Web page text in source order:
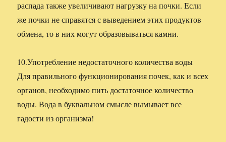
распада также увеличивают нагрузку на почки. Если
же почки не справятся с выведением этих продуктов
обмена, то в них могут образовываться камни.
10.Употребление недостаточного количества воды
Для правильного функционирования почек, как и всех
органов, необходимо пить достаточное количество
воды. Вода в буквальном смысле вымывает все
гадости из организма!